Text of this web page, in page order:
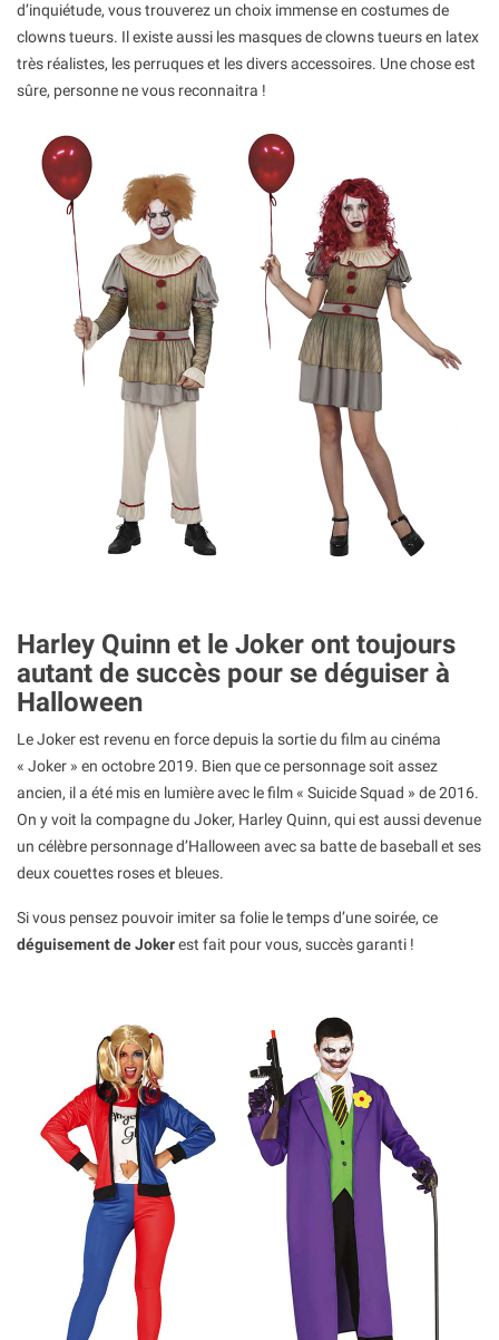
d’inquiétude, vous trouverez un choix immense en costumes de
clowns tueurs. Il existe aussi les masques de clowns tueurs en latex
très réalistes, les perruques et les divers accessoires. Une chose est
sûre, personne ne vous reconnaitra !
Harley Quinn et le Joker ont toujours
autant de succès pour se déguiser à
Halloween
Le Joker est revenu en force depuis la sortie du film au cinéma
« Joker » en octobre 2019. Bien que ce personnage soit assez
ancien, il a été mis en lumière avec le film « Suicide Squad » de 2016.
On y voit la compagne du Joker, Harley Quinn, qui est aussi devenue
un célèbre personnage d’Halloween avec sa batte de baseball et ses
deux couettes roses et bleues.
Si vous pensez pouvoir imiter sa folie le temps d’une soirée, ce
déguisement de Jokerest fait pour vous, succès garanti !